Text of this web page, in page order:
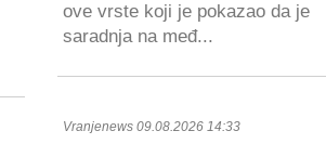
ove vrste koji je pokazao da je
saradnja na međ...
Vranjenews 09.08.2026 14:33